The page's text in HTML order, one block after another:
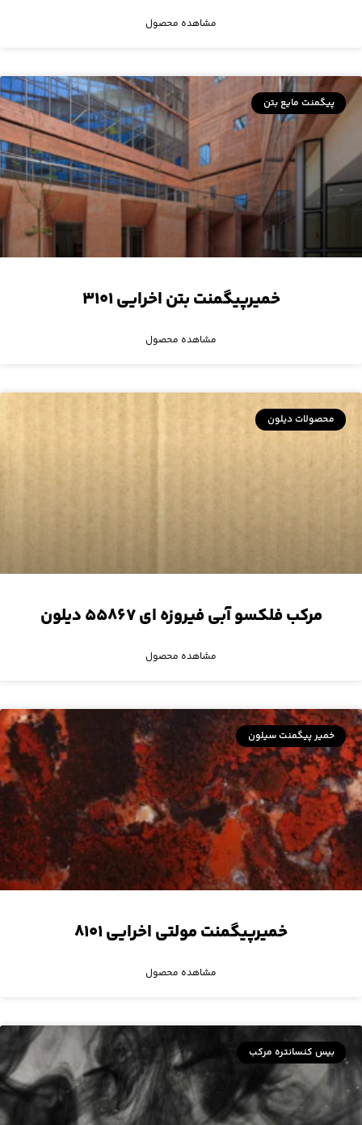
مشاهده محصول
پیگمنت مایع بتن
خمیرپیگمنت بتن اخرایی ۳۱۰۱
مشاهده محصول
محصولات دیلون
مرکب فلکسو آبی فیروزه ای ۵۵۸۶۷ دیلون
مشاهده محصول
خمیر پیگمنت سیلون
خمیرپیگمنت مولتی اخرایی ۸۱۰۱
مشاهده محصول
بیس کنسانتره مرکب